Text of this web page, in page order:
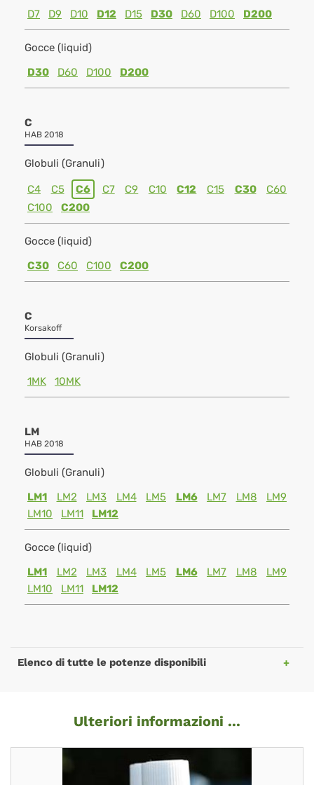
D7
D9 D10 D12 D15 D30 D60 D100 D200
Gocce (liquid)
D30
D60 D100 D200
C
HAB 2018
Globuli (Granuli)
C4 C5 C6 C7 C9 C10 C12 C15 C30
C60
C100
C200
Gocce (liquid)
C30
C60 C100 C200
C
Korsakoff
Globuli (Granuli)
1MK
10MK
LM
HAB 2018
Globuli (Granuli)
LM1
LM2 LM3 LM4 LM5 LM6 LM7 LM8
LM9
LM10
LM11 LM12
Gocce (liquid)
LM1
LM2 LM3 LM4 LM5 LM6 LM7 LM8
LM9
LM10
LM11 LM12
Elenco di tutte le potenze disponibili
Ulteriori informazioni ...